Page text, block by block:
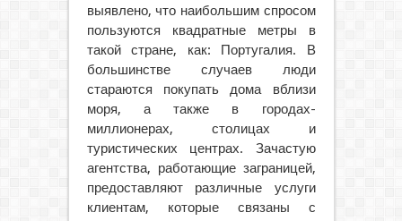
выявлено, что наибольшим спросом
пользуются квадратные метры в
такой стране, как: Португалия. В
большинстве случаев люди
стараются покупать дома вблизи
моря, а также в городах-
миллионерах, столицах и
туристических центрах. Зачастую
агентства, работающие заграницей,
предоставляют различные услуги
клиентам, которые связаны с